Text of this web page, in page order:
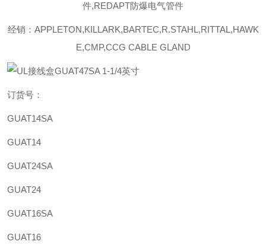
件,REDAPT防爆电气管件
经销：APPLETON,KILLARK,BARTEC,R.STAHL,RITTAL,HAWK
E,CMP,CCG CABLE GLAND
订货号：
GUAT14SA
GUAT14
GUAT24SA
GUAT24
GUAT16SA
GUAT16